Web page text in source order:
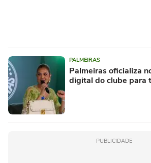
PALMEIRAS
Palmeiras oficializa
digital do clube para
PUBLICIDADE